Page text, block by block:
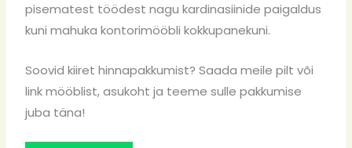
pisematest töödest nagu kardinasiinide paigaldus
kuni mahuka kontorimööbli kokkupanekuni.
Soovid kiiret hinnapakkumist? Saada meile pilt või
link mööblist, asukoht ja teeme sulle pakkumise
juba täna!